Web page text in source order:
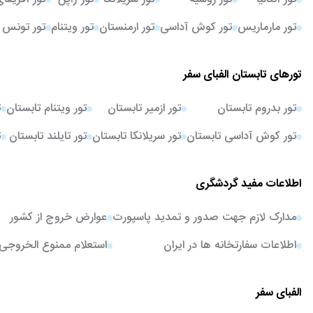
تور مارماریس تور کوش آداسی تور ارمنستان تور ویتنام تور تونس
تورهای تابستان الفبای سفر
تور بدروم تابستان
تور کوش آداسی تابستان
تور ازمیر تابستان
تور سریلانکا تابستان
تور ویتنام تابستان
تور تایلند تابستان
اطلاعات مفید گردشگری
مدارک لازم جهت صدور و تمدید پاسپورت
اطلاعات سفارتخانه ها در ایران
عوارض خروج از کشور
استعلام ممنوع
الفبای سفر